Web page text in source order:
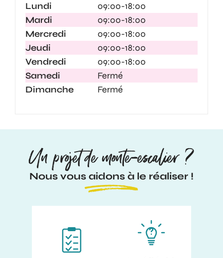
Lundi
09:00-18:00
Mardi
09:00-18:00
Mercredi
09:00-18:00
Jeudi
09:00-18:00
Vendredi
09:00-18:00
Samedi
Fermé
Dimanche
Fermé
Un projet de monte-escalier ?
Nous vous aidons à le réaliser !